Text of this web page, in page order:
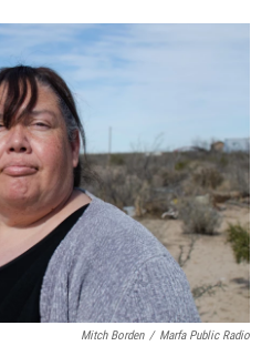
Mitch Borden / Marfa Public Radio